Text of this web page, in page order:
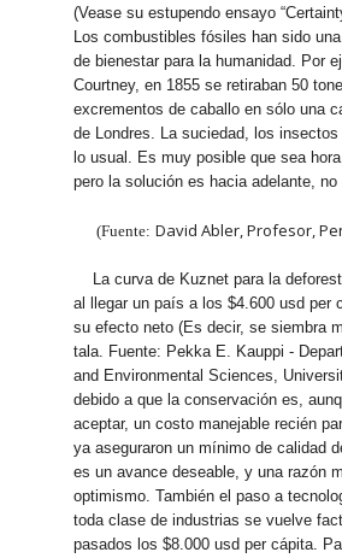
(Vease su estupendo ensayo
Los combustibles fósiles han sido
de bienestar para la humanidad. Por
Courtney, en 1855 se retiraban 50
excrementos de caballo en sólo una
de Londres. La suciedad, los
lo usual. Es muy posible que sea
pero la solución es hacia adelante,
(Fuente: David Abler, Profesor,
La curva de Kuznet para la
al llegar un país a los $4.600 usd per
su efecto neto (Es decir, se siembra
tala. Fuente: Pekka E. Kauppi -
and Environmental Sciences,
debido a que la conservación es,
aceptar, un costo manejable recién
ya aseguraron un mínimo de calidad
es un avance deseable, y una razón
optimismo. También el paso a
toda clase de industrias se vuelve
pasados los $8.000 usd per cápita.